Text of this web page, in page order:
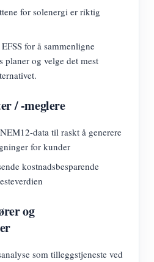
for solenergi er riktig
for å sammenligne
planer og velge det mest
/ -meglere
data til raskt å generere
for kunder
kostnadsbesparende
og
som tilleggstjeneste ved